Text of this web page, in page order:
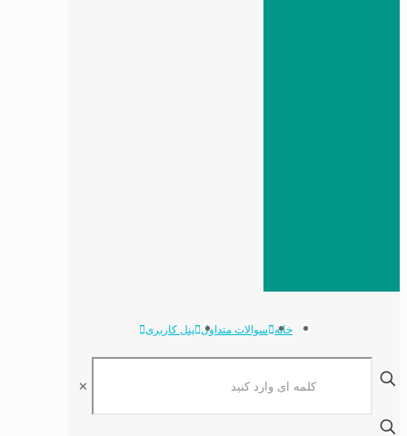
خانه سوالات متداول پنل کاربری
✕